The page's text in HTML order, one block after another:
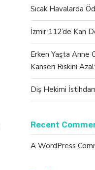
Sıcak Havalarda
İzmir 112’de Kan
Erken Yaşta Anne
Kanseri Riskini
Diş Hekimi
Recent
A WordPress